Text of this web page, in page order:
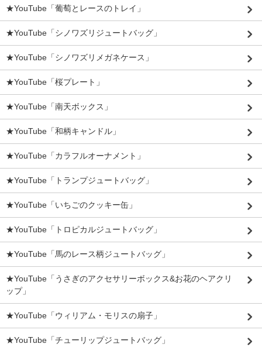
★YouTube「葡萄とレースのトレイ」
★YouTube「シノワズリジュートバッグ」
★YouTube「シノワズリメガネケース」
★YouTube「桜プレート」
★YouTube「南天ボックス」
★YouTube「和柄キャンドル」
★YouTube「カラフルオーナメント」
★YouTube「トランプジュートバッグ」
★YouTube「いちごのクッキー缶」
★YouTube「トロピカルジュートバッグ」
★YouTube「馬のレース柄ジュートバッグ」
★YouTube「うさぎのアクセサリーボックス&お花のヘアクリ
ップ」
★YouTube「ウィリアム・モリスの扇子」
★YouTube「チューリップジュートバッグ」